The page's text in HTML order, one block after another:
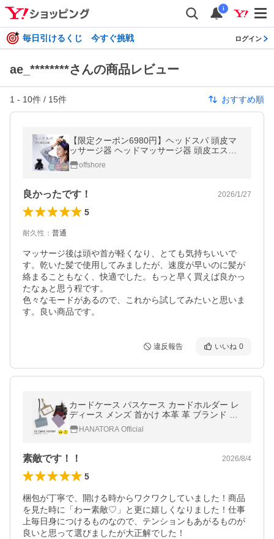
i
毎日引けるくじ 今すぐ挑戦 ログイン
ae_********さんの商品レビュー
1 - 10件 / 15件 おすすめ順
【限定クーポン6980円】ヘッドスパ 頭皮マ
ッサージ器 ヘッドマッサージ器 頭皮エステ
電動頭皮ブラシ 頭皮ケア 防水 乾湿両用 タイ
マー 誕生日ギフト 爆買
offshore
良かったです！ 2026/1/27
5
耐久性 ： 普通
マッサージ後は頭や首が軽くなり、とても気持ちいいで
す。乾いた髪で使用してみましたが、速度が早いのに髪が
絡まることもなく、快適でした。もっと早く買えば良かっ
たなぁと思う程です。
色々なモードがあるので、これから試してみたいと思いま
す。良い商品です。
違反報告 いいね 0
カードケース パスケース カードホルダー レ
ディース メンズ 首かけ 本革 革 ブランド ネ
ームホルダー ネックストラップ idケース 横
型 スリム jpny HANATORA
HANATORA Official
素敵です！！ 2026/8/4
5
梱包が丁寧で、開ける時からワクワクしていました！商品
を見た時に「わー素敵♡」と更に嬉しくなりました！仕事
上毎日身につけるものなので、テンションもあがるものが
良いと思って選びましたが大正解でした！